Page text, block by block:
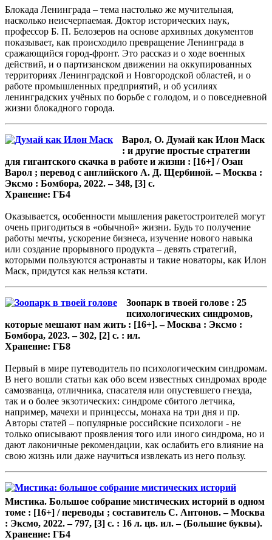
Блокада Ленинграда – тема настолько же мучительная,
насколько неисчерпаемая. Доктор исторических наук,
профессор Б. П. Белозеров на основе архивных документов
показывает, как происходило превращение Ленинграда в
сражающийся город-фронт. Это рассказ и о ходе военных
действий, и о партизанском движении на оккупированных
территориях Ленинградской и Новгородской областей, и о
работе промышленных предприятий, и об усилиях
ленинградских учёных по борьбе с голодом, и о повседневной
жизни блокадного города.
Варол, О. Думай как Илон Маск
: и другие простые стратегии
для гигантского скачка в работе и жизни : [16+] / Озан
Варол ; перевод с английского А. Д. Щербиной. – Москва :
Эксмо : Бомбора, 2022. – 348, [3] с.
Хранение: ГБ4
Оказывается, особенности мышления ракетостроителей могут
очень пригодиться в «обычной» жизни. Будь то получение
работы мечты, ускорение бизнеса, изучение нового навыка
или создание прорывного продукта – девять стратегий,
которыми пользуются астронавты и такие новаторы, как Илон
Маск, придутся как нельзя кстати.
Зоопарк в твоей голове : 25
психологических синдромов,
которые мешают нам жить : [16+]. – Москва : Эксмо :
Бомбора, 2023. – 302, [2] с. : ил.
Хранение: ГБ8
Первый в мире путеводитель по психологическим синдромам.
В него вошли статьи как обо всем известных синдромах вроде
самозванца, отличника, спасателя или опустевшего гнезда,
так и о более экзотических: синдроме сбитого летчика,
например, мачехи и принцессы, монаха на три дня и пр.
Авторы статей – популярные российские психологи - не
только описывают проявления того или иного синдрома, но и
дают лаконичные рекомендации, как ослабить его влияние на
свою жизнь или даже научиться извлекать из него пользу.
Мистика. Большое собрание мистических историй в одном
томе : [16+] / переводы ; составитель С. Антонов. – Москва
: Эксмо, 2022. – 797, [3] с. : 16 л. цв. ил. – (Большие буквы).
Хранение: ГБ4